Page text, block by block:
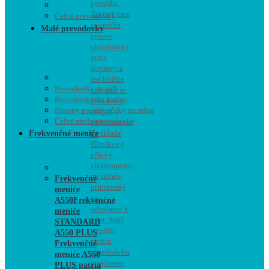
pomôžu.
Taktiež vám
vysvetlia
proces
objednávky,
cenu
dopravy a
iné bližšie
informácie.
Hliníkový
pílový
elektromotor
na sklade
Hliníkový
pílový
elektromotor
na sklade
pripravený
na
odoslanie k
vám. Stačí
vyplniť
rýchlu
objednávku
a začneme
Čelné prevodovky
Malé prevodovky
Prevodovky na gril
Prevodovky do kotlov
Pohony pre mlynčeky na mäso
Čelné medziprevodovky
Frekvenčné meniče
Frekvenčné
meniče
A550Frekvenčné
meniče
STANDARD
A550 PLUS
Frekvenčné
meniče A550
PLUS patria